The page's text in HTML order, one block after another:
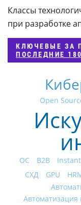
Классы
при разработке
КЛЮЧЕВЫЕ ЗА
ПОСЛЕДНИЕ
Open
ОС B2B
СХД
GPU
Автоматизация